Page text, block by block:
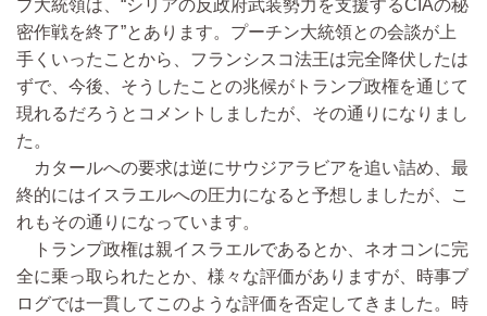
プ大統領は、“シリアの反政府武装勢力を支援するCIAの秘
密作戦を終了”とあります。プーチン大統領との会談が上
手くいったことから、フランシスコ法王は完全降伏したは
ずで、今後、そうしたことの兆候がトランプ政権を通じて
現れるだろうとコメントしましたが、その通りになりまし
た。
カタールへの要求は逆にサウジアラビアを追い詰め、最
終的にはイスラエルへの圧力になると予想しましたが、こ
れもその通りになっています。
トランプ政権は親イスラエルであるとか、ネオコンに完
全に乗っ取られたとか、様々な評価がありますが、時事ブ
ログでは一貫してこのような評価を否定してきました。時